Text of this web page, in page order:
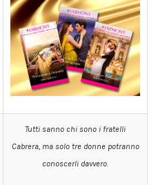
Tutti sanno chi sono i fratelli
Cabrera, ma solo tre donne potranno
conoscerli davvero.